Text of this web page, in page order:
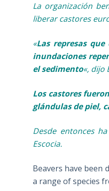
La organización
liberar castores
«Las represas
inundaciones
el sedimento«, dijo
Los castores
glándulas de piel,
Desde entonces
Escocia.
Beavers have been
a range of species